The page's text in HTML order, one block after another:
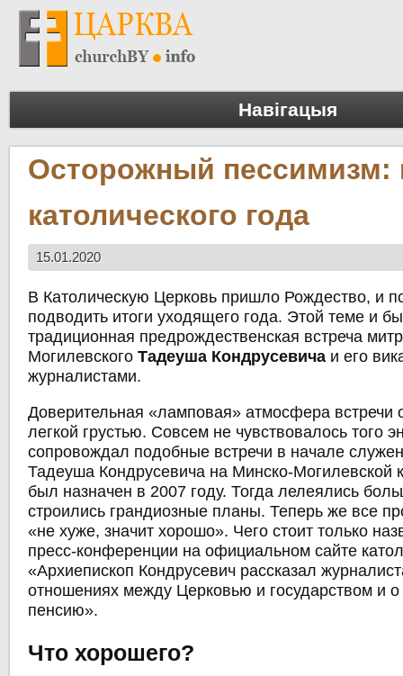
Навігацыя
Осторожный пессимизм:
католического года
15.01.2020
В Католическую Церковь пришло Рождество, и
подводить итоги уходящего года. Этой теме и
традиционная предрождественская встреча
МогилевскогоТадеуша Кондрусевича и его
журналистами.
Доверительная «ламповая» атмосфера встречи
легкой грустью. Совсем не чувствовалось того
сопровождал подобные встречи в начале
Тадеуша Кондрусевича на Минско-Могилевской
был назначен в 2007 году. Тогда лелеялись
строились грандиозные планы. Теперь же все
«не хуже, значит хорошо». Чего стоит только
пресс-конференции на официальном сайте
«Архиепископ Кондрусевич рассказал
отношениях между Церковью и государством и
пенсию».
Что хорошего?